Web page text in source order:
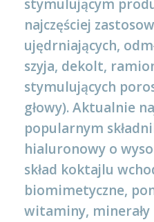
stymulującym
najczęściej
ujędrniających,
szyja, dekolt,
stymulujących
głowy). Aktualnie
popularnym
hialuronowy o
skład koktajlu
biomimetyczne,
witaminy,